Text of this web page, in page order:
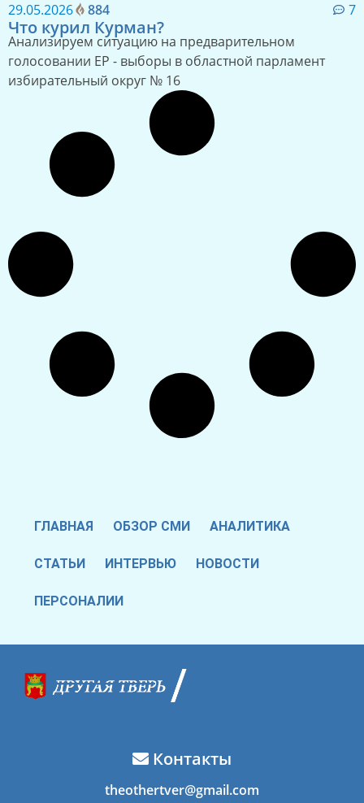
29.05.2026 884 7
Что курил Курман?
Анализируем ситуацию на предварительном
голосовании ЕР - выборы в областной парламент
избирательный округ № 16
ГЛАВНАЯ ОБЗОР СМИ АНАЛИТИКА
СТАТЬИ ИНТЕРВЬЮ НОВОСТИ
ПЕРСОНАЛИИ
Контакты
theothertver@gmail.com